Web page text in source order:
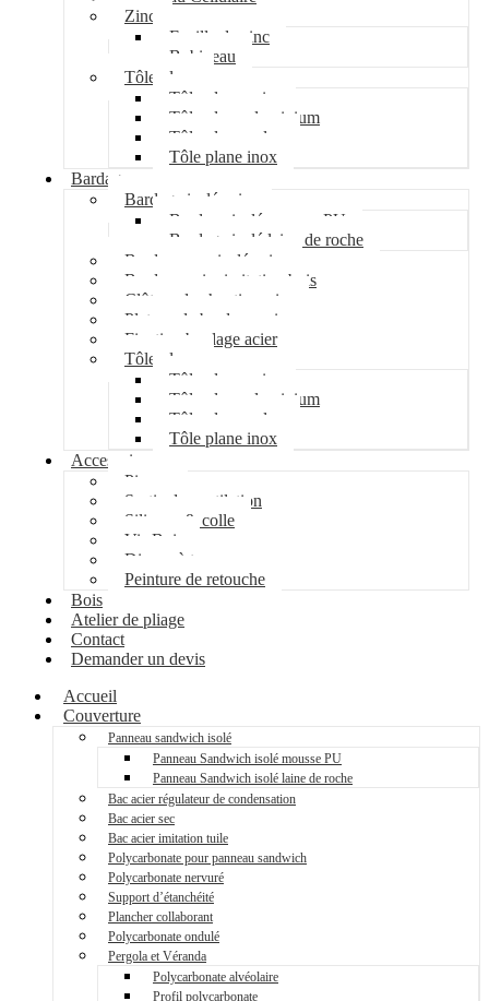
Zinc
Feuille de zinc
Bobineau
Tôle plane
Tôle plane acier
Tôle plane aluminium
Tôle plane galva
Tôle plane inox
Bardage
Bardage isolé acier
Bardage isolé mousse PU
Bardage isolé laine de roche
Bardage non isolé acier
Bardage acier imitation bois
Clôture de chantier acier
Plateau de bardage acier
Fixation bardage acier
Tôle plane
Tôle plane acier
Tôle plane aluminium
Tôle plane galva
Tôle plane inox
Accessoires
Pipeco
Sortie de ventilation
Silicone & colle
Vis Bois
Disque à tronçonner
Peinture de retouche
Bois
Atelier de pliage
Contact
Demander un devis
Accueil
Couverture
Panneau sandwich isolé
Panneau Sandwich isolé mousse PU
Panneau Sandwich isolé laine de roche
Bac acier régulateur de condensation
Bac acier sec
Bac acier imitation tuile
Polycarbonate pour panneau sandwich
Polycarbonate nervuré
Support d’étanchéité
Plancher collaborant
Polycarbonate ondulé
Pergola et Véranda
Polycarbonate alvéolaire
Profil polycarbonate